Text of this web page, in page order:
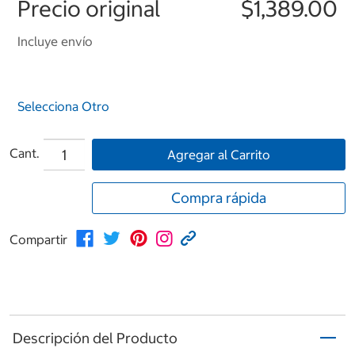
Precio original $1,389.00
Incluye envío
Selecciona Otro
Cant. Agregar al Carrito
Compra rápida
Compartir
Descripción del Producto